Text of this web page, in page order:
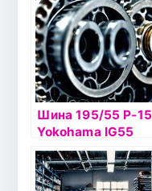
Шина 195/55 Р-15
Yokohama IG55
89T б/к шип